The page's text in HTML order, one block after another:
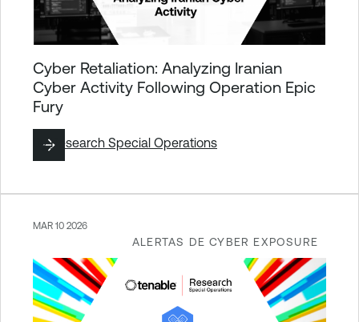
Cyber Retaliation: Analyzing Iranian
Cyber Activity Following Operation Epic
Fury
ByResearch Special Operations
ALERTAS DE CYBER EXPOSURE
MAR 10 2026